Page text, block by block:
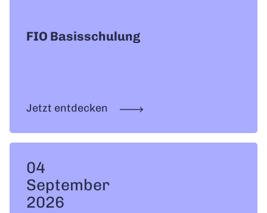
FIO Basisschulung
Jetzt entdecken
04
September
2026